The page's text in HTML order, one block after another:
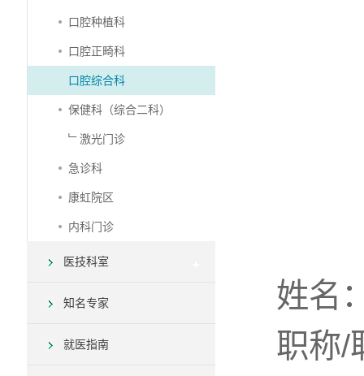
口腔种植科
口腔正畸科
口腔综合科
保健科（综合二科）
﹂激光门诊
急诊科
康虹院区
内科门诊
医技科室
知名专家
就医指南
姓名
职称/